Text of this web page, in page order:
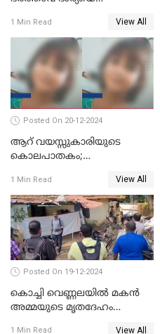
1 Min Read View All
Posted On 20-12-2024
ആറ് വയസ്സുകാരിയുടെ
കൊലപാതകം;
ബന്ധമില്ലെന്ന് സ്ഥിരീകരണം
1 Min Read View All
Posted On 19-12-2024
കൊച്ചി വെണ്ണലയില്‍ മകന്‍
അമ്മയുടെ മൃതദേഹം
1 Min Read View All